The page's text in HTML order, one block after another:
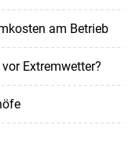
am Betrieb
Extremwetter?